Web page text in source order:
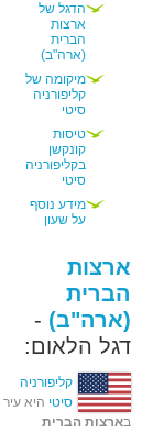
הדגל של
ארצות
הברית
(ארה"ב)
מיקומה של
קליפורניה
סיטי
טיסות
קונקשן
בקליפורניה
סיטי
מידע נוסף
על שעון
ארצות
הברית
(ארה"ב) -
דגל הלאום:
קליפורניה
סיטי היא עיר
בארצות הברית